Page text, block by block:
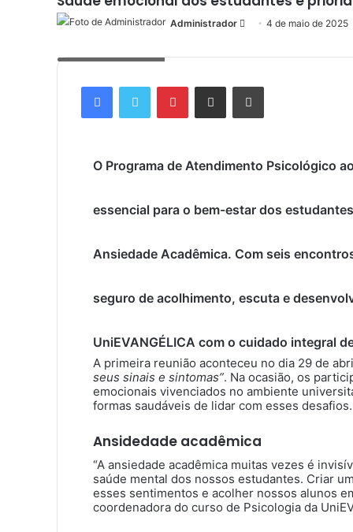
Administrador
Mande
e-
4 de maio de 2025
O Programa de Atendimento Psicológico
essencial para o bem-estar dos
Ansiedade Acadêmica. Com seis
seguro de acolhimento, escuta e
UniEVANGÉLICA com o cuidado integral
A primeira reunião aconteceu no dia 29 de
seus sinais e sintomas”. Na ocasião, os
emocionais vivenciados no ambiente
formas saudáveis de lidar com esses desafios.
Ansidedade acadêmica
“A ansiedade acadêmica muitas vezes é
saúde mental dos nossos estudantes. Criar
esses sentimentos e acolher nossos alunos
coordenadora do curso de Psicologia da